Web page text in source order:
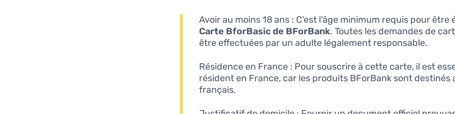
Avoir au moins 18 ans : C’est l’âge minimum requis pour être
Carte BforBasic de BForBank. Toutes les demandes de
être effectuées par un adulte légalement responsable.
Résidence en France : Pour souscrire à cette carte, il est
résident en France, car les produits BForBank sont destinés
français.